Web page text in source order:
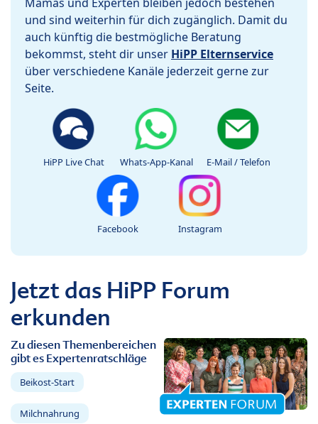
und sind weiterhin für dich zugänglich. Damit du
auch künftig die bestmögliche Beratung
bekommst, steht dir unser HiPP Elternservice
über verschiedene Kanäle jederzeit gerne zur
Seite.
HiPP Live Chat Whats-App-Kanal E-Mail / Telefon
Facebook Instagram
Jetzt das HiPP Forum
erkunden
Zu diesen Themenbereichen
gibt es Expertenratschläge
Beikost-Start
Milchnahrung